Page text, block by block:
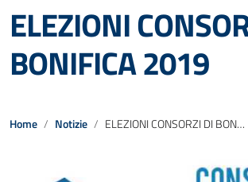
ELEZIONI
BONIFICA 2019
Home Notizie ELEZIONI CONSORZI DI BONIFICA 2019